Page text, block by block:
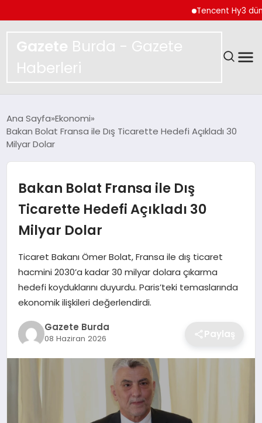
Tencent Hy3 dünya
Gazete Burda - Gazete
Haberleri
SPOR
EKONOMI
TEKNOLOJI
SAĞLIK
EĞITIM
Ana Sayfa Ekonomi
Bakan Bolat Fransa ile Dış Ticarette Hedefi Açıkladı 30
Milyar Dolar
Bakan Bolat Fransa ile Dış
Ticarette Hedefi Açıkladı 30
Milyar Dolar
Ticaret Bakanı Ömer Bolat, Fransa ile dış ticaret
hacmini 2030’a kadar 30 milyar dolara çıkarma
hedefi koyduklarını duyurdu. Paris’teki temaslarında
ekonomik ilişkileri değerlendirdi.
Gazete Burda
08 Haziran 2026 Paylaş